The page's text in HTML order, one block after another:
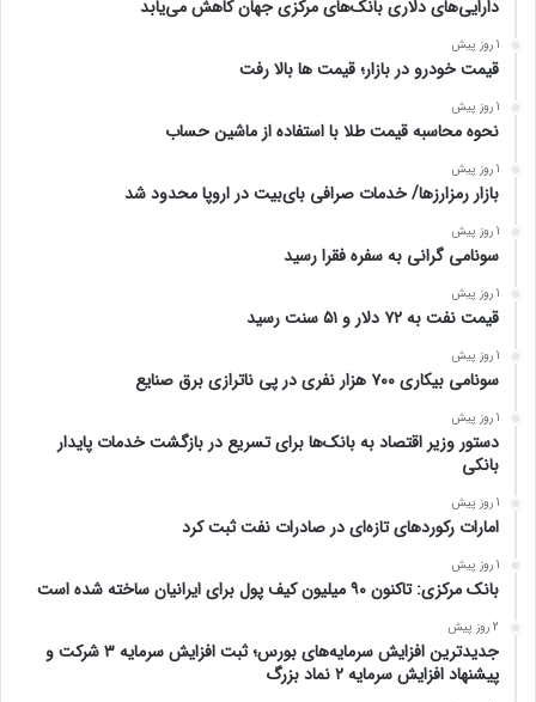
دارایی‌های دلاری بانک‌های مرکزی جهان کاهش می‌یابد
1 روز پیش
قیمت خودرو در بازار؛ قیمت ها بالا رفت
1 روز پیش
نحوه محاسبه قیمت طلا با استفاده از ماشین حساب
1 روز پیش
بازار رمزارزها/ خدمات صرافی بای‌بیت در اروپا محدود شد
1 روز پیش
سونامی گرانی به سفره فقرا رسید
1 روز پیش
قیمت نفت به ۷۲ دلار و ۵۱ سنت رسید
1 روز پیش
سونامی بیکاری ۷۰۰ هزار نفری در پی ناترازی برق صنایع
1 روز پیش
دستور وزیر اقتصاد به بانک‌ها برای تسریع در بازگشت خدمات پایدار
بانکی
1 روز پیش
امارات رکورد‌های تازه‌ای در صادرات نفت ثبت کرد
1 روز پیش
بانک مرکزی: تاکنون ۹۰ میلیون کیف پول برای ایرانیان ساخته شده است
2 روز پیش
جدیدترین افزایش سرمایه‌های بورس؛ ثبت افزایش سرمایه ۳ شرکت و
پیشنهاد افزایش سرمایه ۲ نماد بزرگ